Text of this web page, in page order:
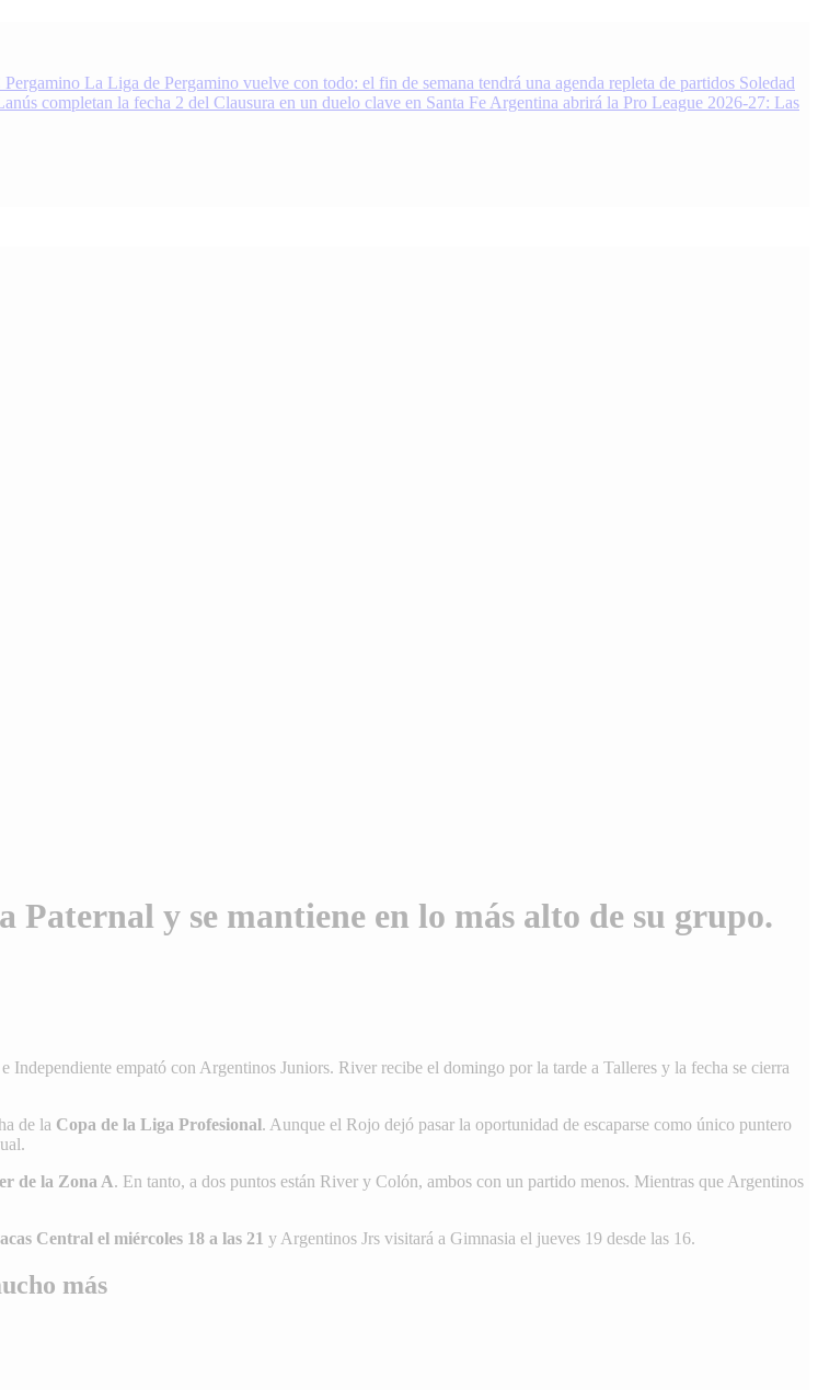
La Liga de Pergamino vuelve con todo: el fin de semana tendrá una agenda repleta de partidos Soledad
completan la fecha 2 del Clausura en un duelo clave en Santa Fe Argentina abrirá la Pro League 2026-27: Las
y se mantiene en lo más alto de su grupo.
empató con Argentinos Juniors. River recibe el domingo por la tarde a Talleres y la fecha se cierra
de la Copa de la Liga Profesional. Aunque el Rojo dejó pasar la oportunidad de escaparse como único puntero
de la Zona A. En tanto, a dos puntos están River y Colón, ambos con un partido menos. Mientras que Argentinos
Central el miércoles 18 a las 21 y Argentinos Jrs visitará a Gimnasia el jueves 19 desde las 16.
más